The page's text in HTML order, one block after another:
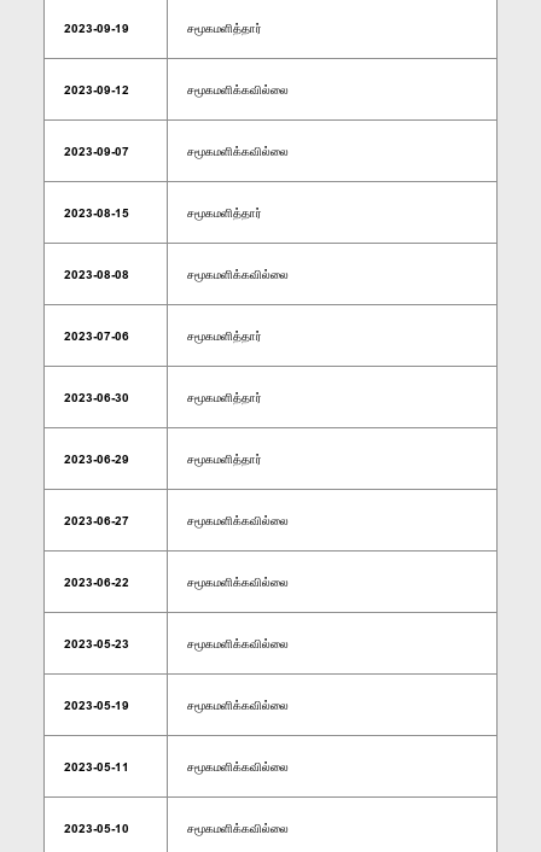
2023-09-19 சமூகமளித்தார்
2023-09-12 சமூகமளிக்கவில்லை
2023-09-07 சமூகமளிக்கவில்லை
2023-08-15 சமூகமளித்தார்
2023-08-08 சமூகமளிக்கவில்லை
2023-07-06 சமூகமளித்தார்
2023-06-30 சமூகமளித்தார்
2023-06-29 சமூகமளித்தார்
2023-06-27 சமூகமளிக்கவில்லை
2023-06-22 சமூகமளிக்கவில்லை
2023-05-23 சமூகமளிக்கவில்லை
2023-05-19 சமூகமளிக்கவில்லை
2023-05-11 சமூகமளிக்கவில்லை
2023-05-10 சமூகமளிக்கவில்லை